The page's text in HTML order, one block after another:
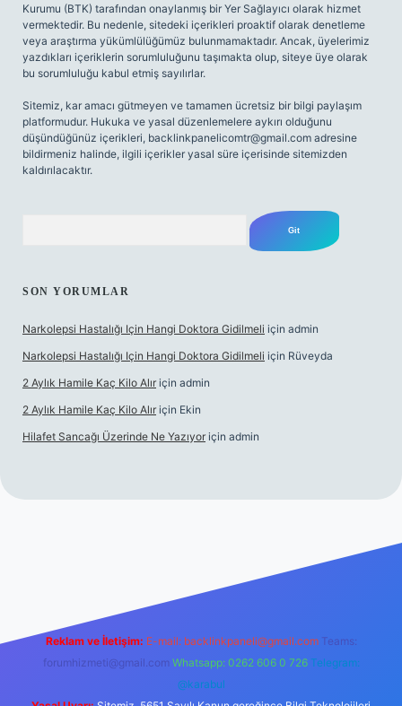
Kurumu (BTK) tarafından onaylanmış bir Yer Sağlayıcı olarak hizmet
vermektedir. Bu nedenle, sitedeki içerikleri proaktif olarak denetleme
veya araştırma yükümlülüğümüz bulunmamaktadır. Ancak, üyelerimiz
yazdıkları içeriklerin sorumluluğunu taşımakta olup, siteye üye olarak
bu sorumluluğu kabul etmiş sayılırlar.
Sitemiz, kar amacı gütmeyen ve tamamen ücretsiz bir bilgi paylaşım
platformudur. Hukuka ve yasal düzenlemelere aykırı olduğunu
düşündüğünüz içerikleri, backlinkpanelicomtr@gmail.com adresine
bildirmeniz halinde, ilgili içerikler yasal süre içerisinde sitemizden
kaldırılacaktır.
SON YORUMLAR
Narkolepsi Hastalığı Için Hangi Doktora Gidilmeli için admin
Narkolepsi Hastalığı Için Hangi Doktora Gidilmeli için Rüveyda
2 Aylık Hamile Kaç Kilo Alır için admin
2 Aylık Hamile Kaç Kilo Alır için Ekin
Hilafet Sancağı Üzerinde Ne Yazıyor için admin
Reklam ve İletişim: E-mail: backlinkpaneli@gmail.com Teams:
forumhizmeti@gmail.com Whatsapp: 0262 606 0 726 Telegram:
@karabul